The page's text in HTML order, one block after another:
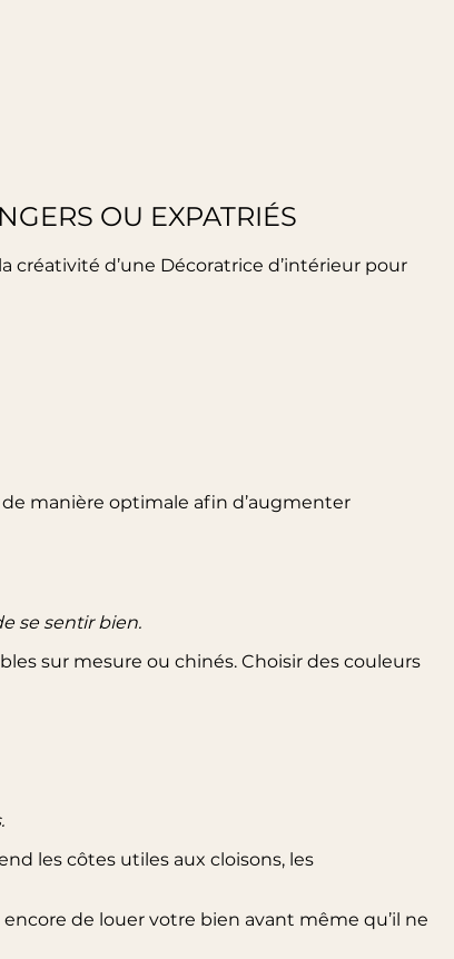
OU EXPATRIÉS
créativité d’une Décoratrice d’intérieur pour
manière optimale afin d’augmenter
se sentir bien.
sur mesure ou chinés. Choisir des couleurs
les côtes utiles aux cloisons, les
de louer votre bien avant même qu’il ne